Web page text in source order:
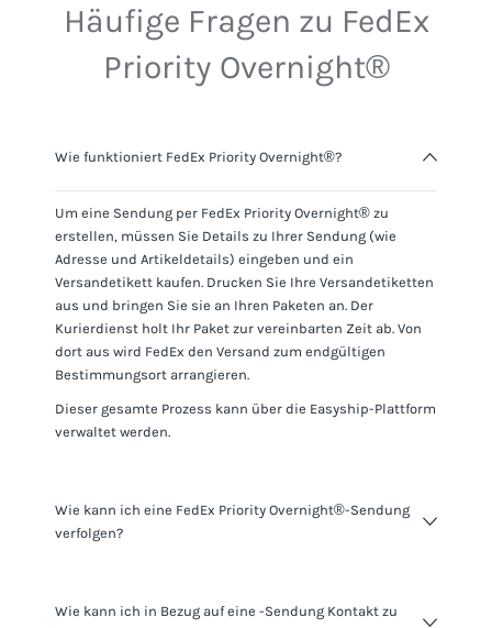
Häufige Fragen zu FedEx
Priority Overnight®
Wie funktioniert FedEx Priority Overnight®?
Um eine Sendung per FedEx Priority Overnight® zu
erstellen, müssen Sie Details zu Ihrer Sendung (wie
Adresse und Artikeldetails) eingeben und ein
Versandetikett kaufen. Drucken Sie Ihre Versandetiketten
aus und bringen Sie sie an Ihren Paketen an. Der
Kurierdienst holt Ihr Paket zur vereinbarten Zeit ab. Von
dort aus wird FedEx den Versand zum endgültigen
Bestimmungsort arrangieren.
Dieser gesamte Prozess kann über die Easyship-Plattform
verwaltet werden.
Wie kann ich eine FedEx Priority Overnight®-Sendung
verfolgen?
mithilfe der für die jeweilige Sendung bereitgestellten
Wie kann ich in Bezug auf eine -Sendung Kontakt zu